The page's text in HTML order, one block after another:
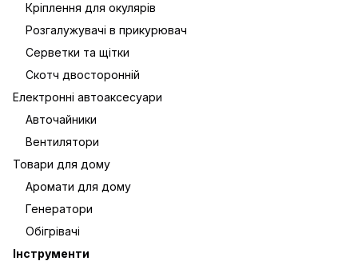
Кріплення для окулярів
Розгалужувачі в прикурювач
Серветки та щітки
Скотч двосторонній
Електронні автоаксесуари
Авточайники
Вентилятори
Товари для дому
Аромати для дому
Генератори
Обігрівачі
Інструменти